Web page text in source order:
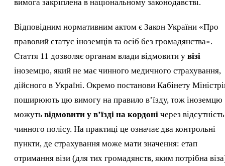
вимога закріплена в національному законодавстві.
Відповідним нормативним актом є Закон України «Про
правовий статус іноземців та осіб без громадянства».
Стаття 11 дозволяє органам влади відмовити у візі
іноземцю, який не має чинного медичного страхування,
дійсного в Україні. Окремо постанови Кабінету
поширюють цю вимогу на правило в’їзду, тож іноземцю
можуть відмовити у в’їзді на кордоні через відсутність
чинного полісу. На практиці це означає два контрольні
пункти, де страхування може мати значення: етап
отримання візи (для тих громадянств, яким потрібна